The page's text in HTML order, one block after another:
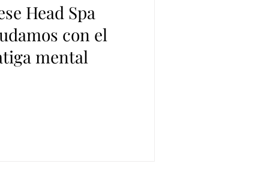
Head Spa
con el
mental